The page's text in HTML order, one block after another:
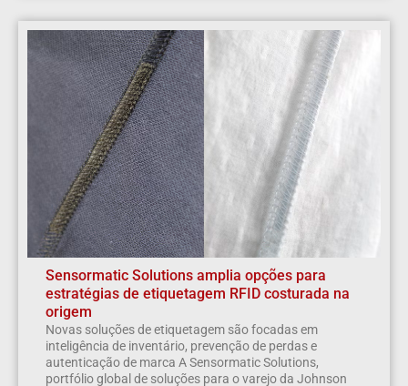
Sensormatic Solutions amplia opções para
estratégias de etiquetagem RFID costurada na
origem
Novas soluções de etiquetagem são focadas em
inteligência de inventário, prevenção de perdas e
autenticação de marca A Sensormatic Solutions,
portfólio global de soluções para o varejo da Johnson